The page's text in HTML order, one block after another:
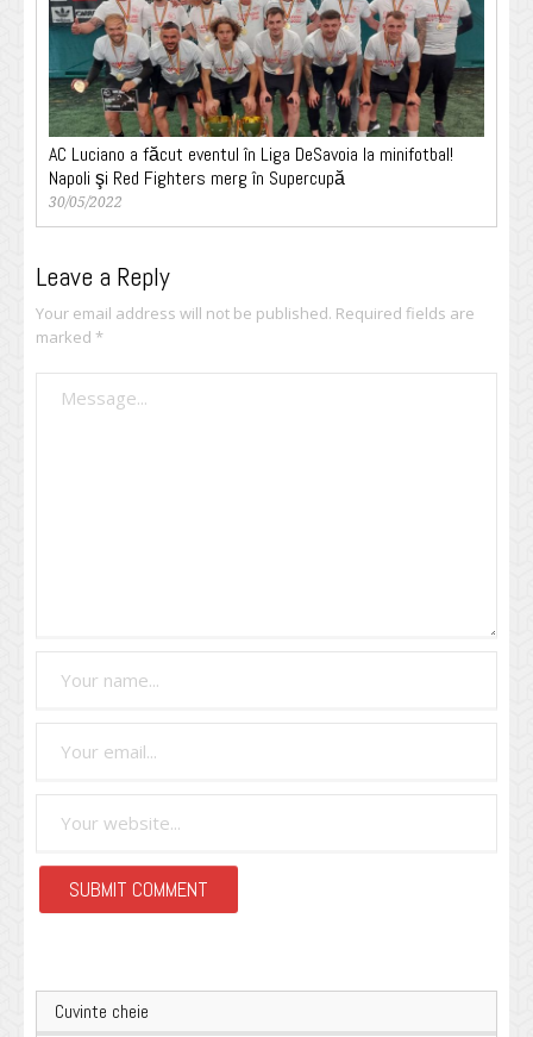
AC Luciano a făcut eventul în Liga DeSavoia la minifotbal!
Napoli şi Red Fighters merg în Supercupă
30/05/2022
Leave a Reply
Your email address will not be published. Required fields are
marked *
Cuvinte cheie